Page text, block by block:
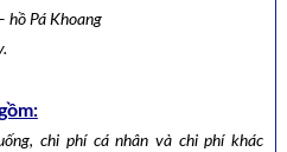
hồ Pá Khoang
chi phí cá nhân và chi phí khác